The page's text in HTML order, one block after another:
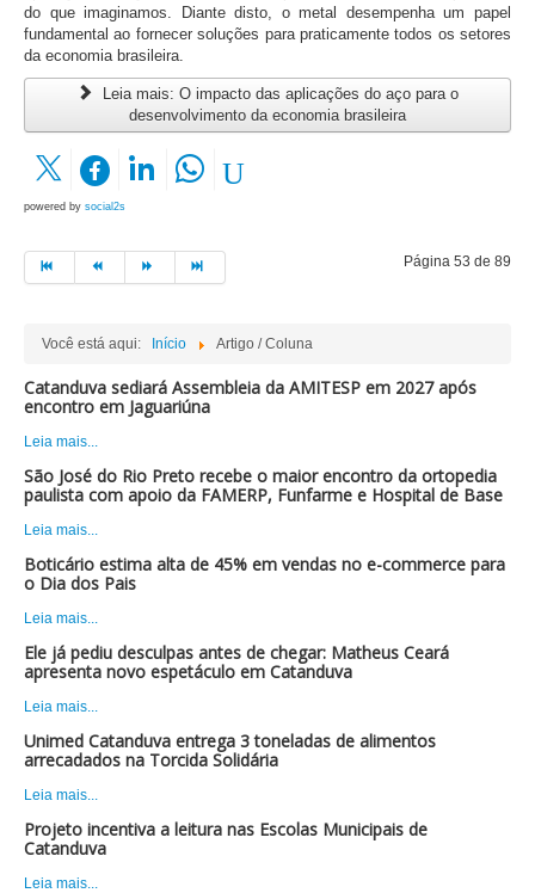
do que imaginamos. Diante disto, o metal desempenha um papel
fundamental ao fornecer soluções para praticamente todos os setores
da economia brasileira.
Leia mais: O impacto das aplicações do aço para o
desenvolvimento da economia brasileira
powered by social2s
Página 53 de 89
Você está aqui: Início Artigo / Coluna
Catanduva sediará Assembleia da AMITESP em 2027 após
encontro em Jaguariúna
Leia mais...
São José do Rio Preto recebe o maior encontro da ortopedia
paulista com apoio da FAMERP, Funfarme e Hospital de Base
Leia mais...
Boticário estima alta de 45% em vendas no e-commerce para
o Dia dos Pais
Leia mais...
Ele já pediu desculpas antes de chegar: Matheus Ceará
apresenta novo espetáculo em Catanduva
Leia mais...
Unimed Catanduva entrega 3 toneladas de alimentos
arrecadados na Torcida Solidária
Leia mais...
Projeto incentiva a leitura nas Escolas Municipais de
Catanduva
Leia mais...